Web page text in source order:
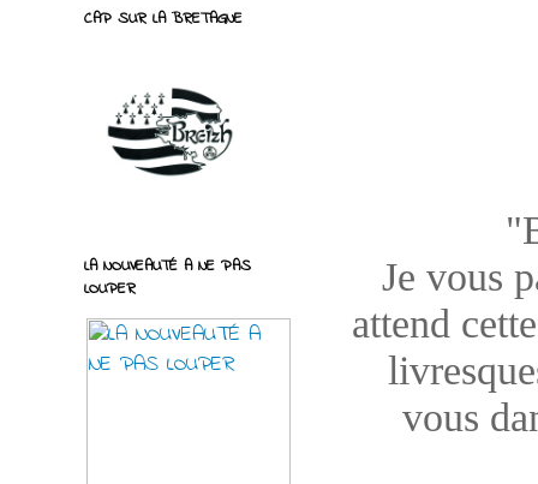
Je vous
attend
vous
CAP SUR LA BRETAGNE
LA NOUVEAUTÉ A NE PAS
LOUPER